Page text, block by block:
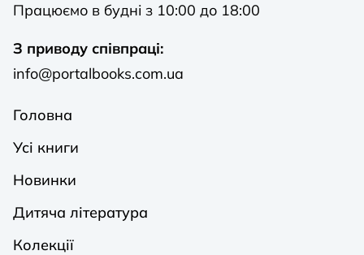
Працюємо в будні з 10:00 до 18:00
З приводу співпраці:
info@portalbooks.com.ua
Головна
Усі книги
Новинки
Дитяча література
Колекції